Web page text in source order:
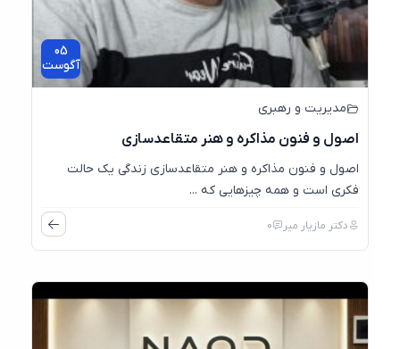
05
آگوست
مدیریت و رهبری
اصول و فنون مذاکره و هنر متقاعدسازی
اصول و فنون مذاکره و هنر متقاعدسازی زندگی یک حالت
فکری است و همه چیزهایی که ...
دکتر مازیار میر 0